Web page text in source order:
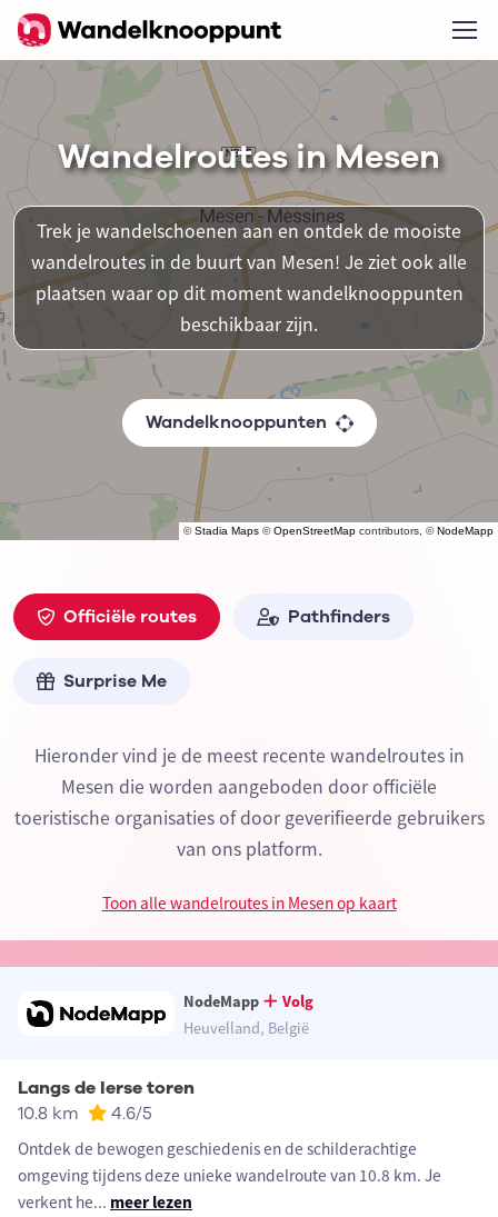
©Stadia Maps ©OpenStreetMap contributors, ©NodeMapp
Wandelroutes in Mesen
Trek je wandelschoenen aan en ontdek de mooiste
wandelroutes in de buurt van Mesen! Je ziet ook alle
plaatsen waar op dit moment wandelknooppunten
beschikbaar zijn.
Wandelknooppunten
Officiële routes Pathfinders
Surprise Me
Hieronder vind je de meest recente wandelroutes in
Mesen die worden aangeboden door officiële
toeristische organisaties of door geverifieerde gebruikers
van ons platform.
Toon alle wandelroutes in Mesen op kaart
NodeMapp
Volg
Heuvelland, België
Langs de Ierse toren
10.8 km 4.6/5
Ontdek de bewogen geschiedenis en de schilderachtige
omgeving tijdens deze unieke wandelroute van 10.8 km. Je
verkent he... meer lezen